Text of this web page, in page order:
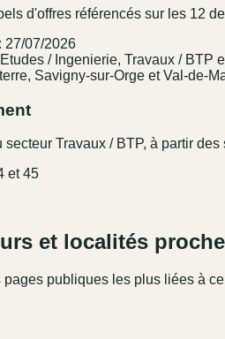
d'offres référencés sur les 12
27/07/2026
/ Ingenierie, Travaux / BTP
Savigny-sur-Orge et Val-de-
secteur Travaux / BTP, à partir
et 45
et localités
publiques les plus liées à